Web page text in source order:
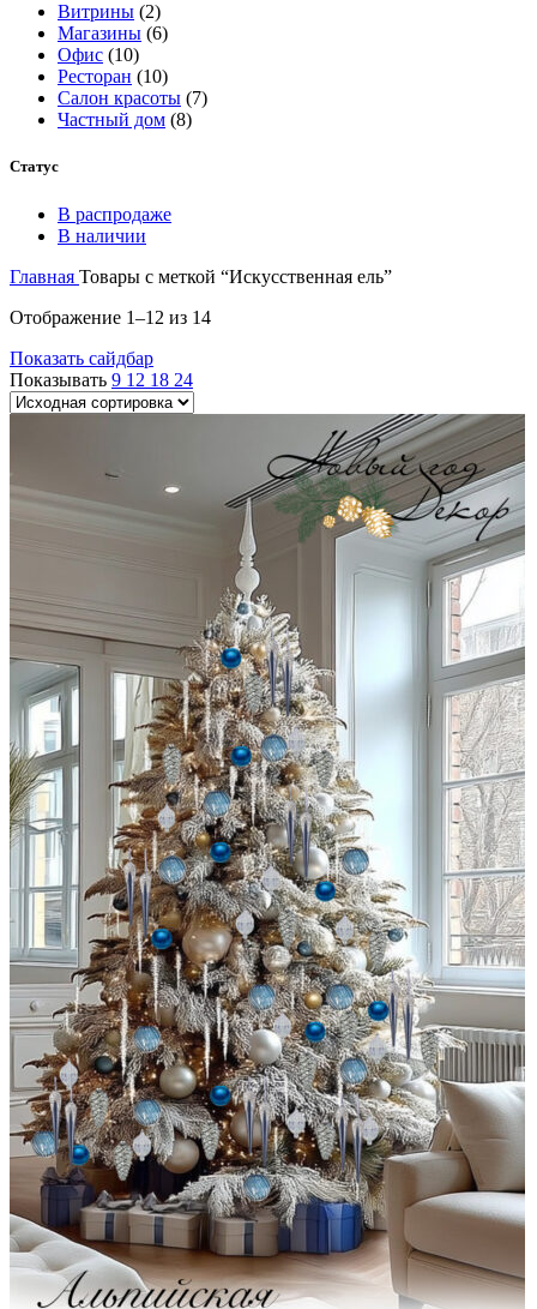
Витрины (2)
Магазины (6)
Офис (10)
Ресторан (10)
Салон красоты (7)
Частный дом (8)
Статус
В распродаже
В наличии
Главная Товары с меткой “Искусственная ель”
Отображение 1–12 из 14
Показать сайдбар
Показывать 9 12 18 24